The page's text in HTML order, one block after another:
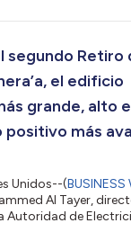
proyectos de
y agua de Dubái a
Ahmed bin...
segundo Retiro
el edificio
grande, alto
más
Unidos--(BUSINESS
Al Tayer,
Autoridad de